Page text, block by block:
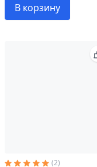
В корзину
(2)